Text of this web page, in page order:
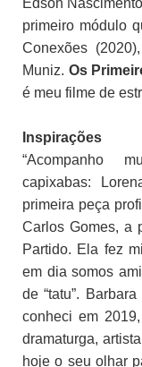
Edson
primeiro módulo
Conexões
Muniz. Os
é meu filme de
Inspirações
“Acompanho
capixabas:
primeira peça
Carlos Gomes, a
Partido. Ela fez
em dia somos
de “tatu”.
conheci em
dramaturga,
hoje o seu olhar